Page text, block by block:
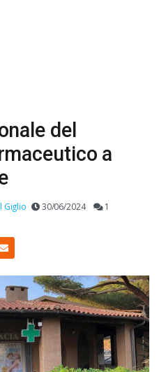
del
a
Giglio 30/06/2024
1